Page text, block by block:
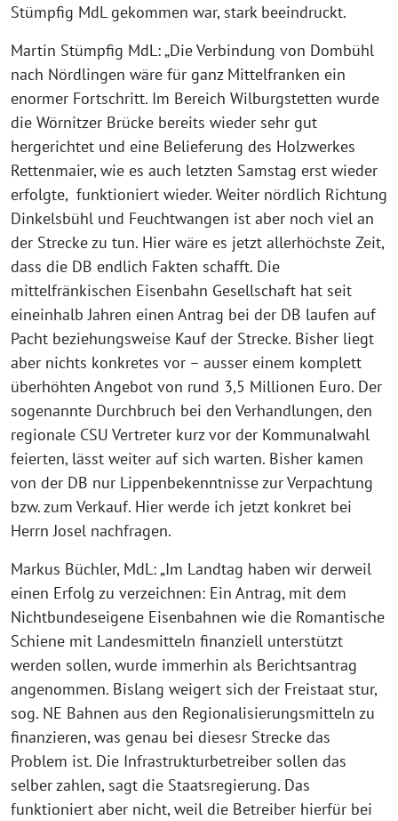
Stümpfig MdL gekommen war, stark beeindruckt.
Martin Stümpfig MdL: „Die Verbindung von Dombühl
nach Nördlingen wäre für ganz Mittelfranken ein
enormer Fortschritt. Im Bereich Wilburgstetten wurde
die Wörnitzer Brücke bereits wieder sehr gut
hergerichtet und eine Belieferung des Holzwerkes
Rettenmaier, wie es auch letzten Samstag erst wieder
erfolgte, funktioniert wieder. Weiter nördlich Richtung
Dinkelsbühl und Feuchtwangen ist aber noch viel an
der Strecke zu tun. Hier wäre es jetzt allerhöchste Zeit,
dass die DB endlich Fakten schafft. Die
mittelfränkischen Eisenbahn Gesellschaft hat seit
eineinhalb Jahren einen Antrag bei der DB laufen auf
Pacht beziehungsweise Kauf der Strecke. Bisher liegt
aber nichts konkretes vor – ausser einem komplett
überhöhten Angebot von rund 3,5 Millionen Euro. Der
sogenannte Durchbruch bei den Verhandlungen, den
regionale CSU Vertreter kurz vor der Kommunalwahl
feierten, lässt weiter auf sich warten. Bisher kamen
von der DB nur Lippenbekenntnisse zur Verpachtung
bzw. zum Verkauf. Hier werde ich jetzt konkret bei
Herrn Josel nachfragen.
Markus Büchler, MdL: „Im Landtag haben wir derweil
einen Erfolg zu verzeichnen: Ein Antrag, mit dem
Nichtbundeseigene Eisenbahnen wie die Romantische
Schiene mit Landesmitteln finanziell unterstützt
werden sollen, wurde immerhin als Berichtsantrag
angenommen. Bislang weigert sich der Freistaat stur,
sog. NE Bahnen aus den Regionalisierungsmitteln zu
finanzieren, was genau bei diesesr Strecke das
Problem ist. Die Infrastrukturbetreiber sollen das
selber zahlen, sagt die Staatsregierung. Das
funktioniert aber nicht, weil die Betreiber hierfür bei